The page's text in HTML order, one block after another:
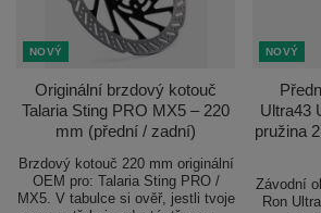
NOVÝ
Originální brzdový kotouč
Talaria Sting PRO MX5 – 220
mm (přední / zadní)
Brzdový kotouč 220 mm originální
OEM pro: Talaria Sting PRO /
MX5. V tabulce si ověř, jestli tvoje
NOVÝ
Ultra43
pružina
Závodní
Ron